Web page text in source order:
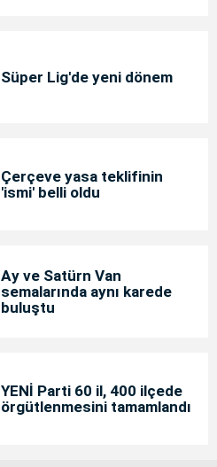
Süper Lig'de yeni dönem
Çerçeve yasa teklifinin
'ismi' belli oldu
Ay ve Satürn Van
semalarında aynı karede
buluştu
YENİ Parti 60 il, 400 ilçede
örgütlenmesini tamamlandı